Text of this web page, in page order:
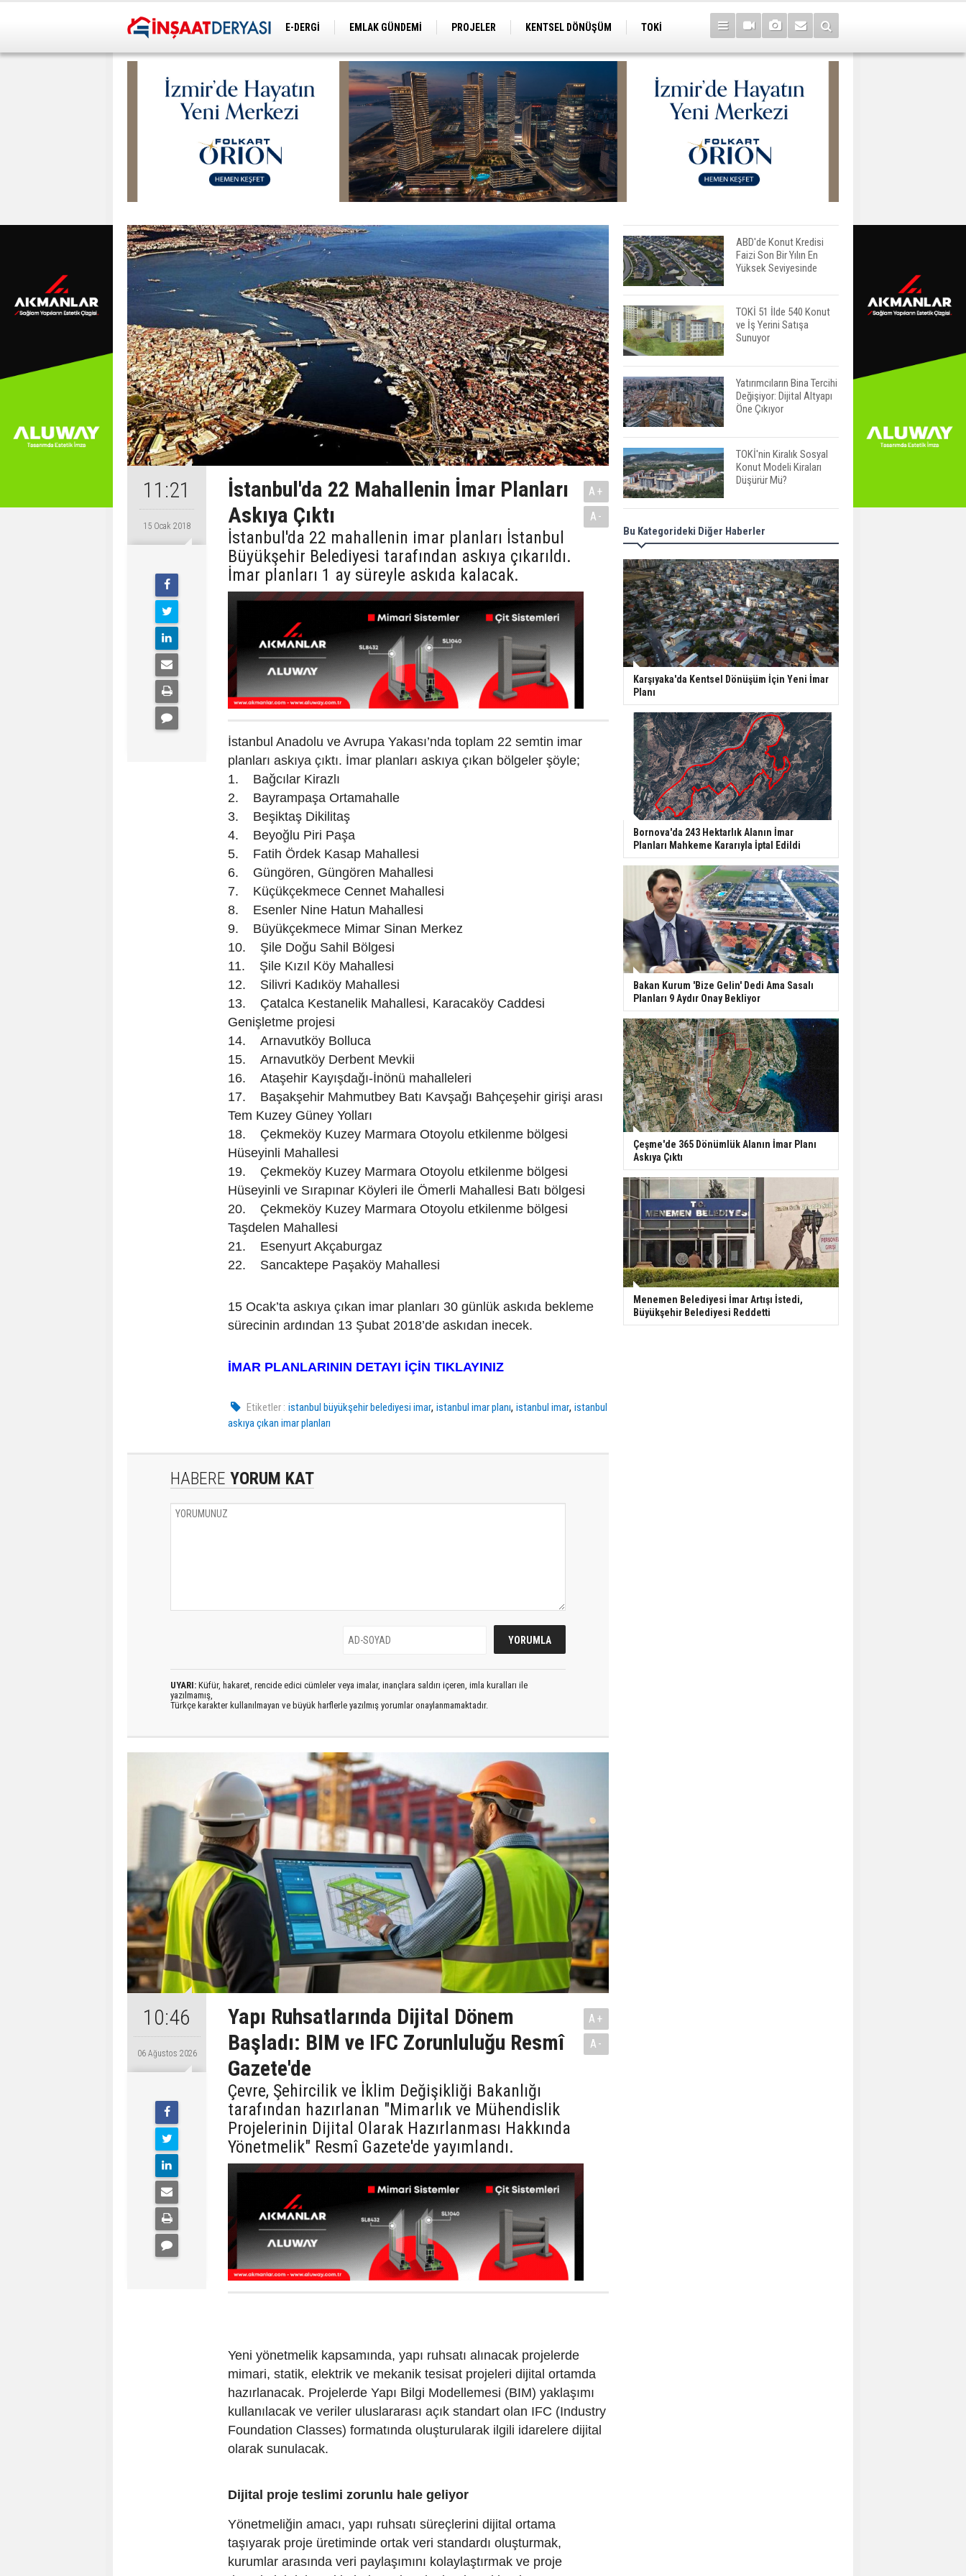
E-DERGİ EMLAK GÜNDEMİ PROJELER KENTSEL DÖNÜŞÜM
TOKİ
11:21
15 Ocak 2018
İstanbul'da 22 Mahallenin İmar Planları
Askıya Çıktı
İstanbul'da 22 mahallenin imar planları İstanbul
Büyükşehir Belediyesi tarafından askıya çıkarıldı.
İmar planları 1 ay süreyle askıda kalacak.
A+
A-
İstanbul Anadolu ve Avrupa Yakası’nda toplam 22 semtin imar
planları askıya çıktı. İmar planları askıya çıkan bölgeler şöyle;
1. Bağcılar Kirazlı
2. Bayrampaşa Ortamahalle
3. Beşiktaş Dikilitaş
4. Beyoğlu Piri Paşa
5. Fatih Ördek Kasap Mahallesi
6. Güngören, Güngören Mahallesi
7. Küçükçekmece Cennet Mahallesi
8. Esenler Nine Hatun Mahallesi
9. Büyükçekmece Mimar Sinan Merkez
10. Şile Doğu Sahil Bölgesi
11. Şile Kızıl Köy Mahallesi
12. Silivri Kadıköy Mahallesi
13. Çatalca Kestanelik Mahallesi, Karacaköy Caddesi
Genişletme projesi
14. Arnavutköy Bolluca
15. Arnavutköy Derbent Mevkii
16. Ataşehir Kayışdağı-İnönü mahalleleri
17. Başakşehir Mahmutbey Batı Kavşağı Bahçeşehir girişi arası
Tem Kuzey Güney Yolları
18. Çekmeköy Kuzey Marmara Otoyolu etkilenme bölgesi
Hüseyinli Mahallesi
19. Çekmeköy Kuzey Marmara Otoyolu etkilenme bölgesi
Hüseyinli ve Sırapınar Köyleri ile Ömerli Mahallesi Batı bölgesi
20. Çekmeköy Kuzey Marmara Otoyolu etkilenme bölgesi
Taşdelen Mahallesi
21. Esenyurt Akçaburgaz
22. Sancaktepe Paşaköy Mahallesi
15 Ocak’ta askıya çıkan imar planları 30 günlük askıda bekleme
sürecinin ardından 13 Şubat 2018’de askıdan inecek.
İMAR PLANLARININ DETAYI İÇİN TIKLAYINIZ
Etiketler : istanbul büyükşehir belediyesi imar,istanbul imar planı,istanbul imar,istanbul
askıya çıkan imar planları
HABERE YORUM KAT
UYARI: Küfür, hakaret, rencide edici cümleler veya imalar, inançlara saldırı içeren, imla kuralları ile
yazılmamış,
Türkçe karakter kullanılmayan ve büyük harflerle yazılmış yorumlar onaylanmamaktadır.
10:46
06 Ağustos 2026
Yapı Ruhsatlarında Dijital Dönem
Başladı: BIM ve IFC Zorunluluğu Resmî
Gazete'de
Çevre, Şehircilik ve İklim Değişikliği Bakanlığı
tarafından hazırlanan "Mimarlık ve Mühendislik
Projelerinin Dijital Olarak Hazırlanması Hakkında
Yönetmelik" Resmî Gazete'de yayımlandı.
A+
A-
Yeni yönetmelik kapsamında, yapı ruhsatı alınacak projelerde
mimari, statik, elektrik ve mekanik tesisat projeleri dijital ortamda
hazırlanacak. Projelerde Yapı Bilgi Modellemesi (BIM) yaklaşımı
kullanılacak ve veriler uluslararası açık standart olan IFC (Industry
Foundation Classes) formatında oluşturularak ilgili idarelere dijital
olarak sunulacak.
Dijital proje teslimi zorunlu hale geliyor
Yönetmeliğin amacı, yapı ruhsatı süreçlerini dijital ortama
taşıyarak proje üretiminde ortak veri standardı oluşturmak,
kurumlar arasında veri paylaşımını kolaylaştırmak ve proje
ABD'de Konut Kredisi
Faizi Son Bir Yılın En
Yüksek Seviyesinde
TOKİ 51 İlde 540 Konut
ve İş Yerini Satışa
Sunuyor
Yatırımcıların Bina Tercihi
Değişiyor: Dijital Altyapı
Öne Çıkıyor
TOKİ'nin Kiralık Sosyal
Konut Modeli Kiraları
Düşürür Mü?
İkinci El Konut Fiyatları
İspanya'da Bir Yılda
Konut Satışları Güçlü
Seyrini Korudu Yabancıya
Satış Geriledi
ABD'de İnşaat
Harcamaları Geriledi
Tercih Döneminde
Barınma Telaşı Başladı
Aileden Miras Kalan Ev
Nasıl Satılır?
İstanbul'da 15 Bin Kiralık
Sosyal Konut Eylülde
Kiraya Verilecek
Bu Kategorideki Diğer Haberler
Karşıyaka'da Kentsel Dönüşüm İçin Yeni İmar
Planı
Bornova'da 243 Hektarlık Alanın İmar
Planları Mahkeme Kararıyla İptal Edildi
Bakan Kurum 'Bize Gelin' Dedi Ama Sasalı
Planları 9 Aydır Onay Bekliyor
Çeşme'de 365 Dönümlük Alanın İmar Planı
Askıya Çıktı
Menemen Belediyesi İmar Artışı İstedi,
Büyükşehir Belediyesi Reddetti